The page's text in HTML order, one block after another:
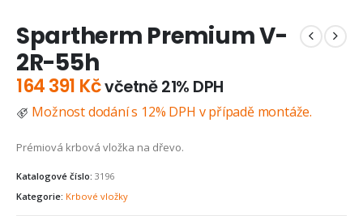
Spartherm Premium V-
2R-55h
164 391 Kčvčetně 21% DPH
Možnost dodání s 12% DPH v případě montáže.
Prémiová krbová vložka na dřevo.
Katalogové číslo: 3196
Kategorie: Krbové vložky